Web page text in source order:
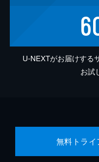
U-NEXTがお届けする
お試
無料トライ